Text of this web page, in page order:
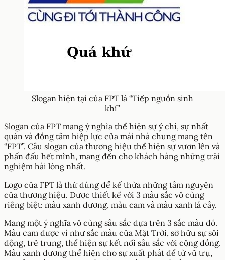
Slogan hiện tại của FPT là “Tiếp nguồn sinh
khí”
Slogan của FPT mang ý nghĩa thể hiện sự ý chí, sự nhất
quán và đồng tâm hiệp lực của mái nhà chung mang tên
“FPT”. Câu slogan của thương hiệu thể hiện sự vươn lên và
phấn đấu hết mình, mang đến cho khách hàng những trải
nghiệm hài lòng nhất.
Logo của FPT là thứ dùng để kế thừa những tâm nguyện
của thương hiệu. Được thiết kế với 3 màu sắc vô cùng
riêng biệt: màu xanh dương, màu cam và màu xanh lá cây.
Mang một ý nghĩa vô cùng sâu sắc dựa trên 3 sắc màu đó.
Màu cam được ví như sắc màu của Mặt Trời, sở hữu sự sôi
động, trẻ trung, thể hiện sự kết nối sâu sắc với cộng đồng.
Màu xanh dương thể hiện cho sự xuất phát để từ vũ trụ,